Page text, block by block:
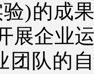
)的成
展企业
团队的